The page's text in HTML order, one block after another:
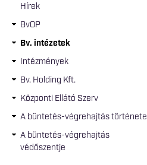
Hírek
BvOP
Bv. intézetek
Intézmények
Bv. Holding Kft.
Központi Ellátó Szerv
A büntetés-végrehajtás története
A büntetés-végrehajtás
védőszentje